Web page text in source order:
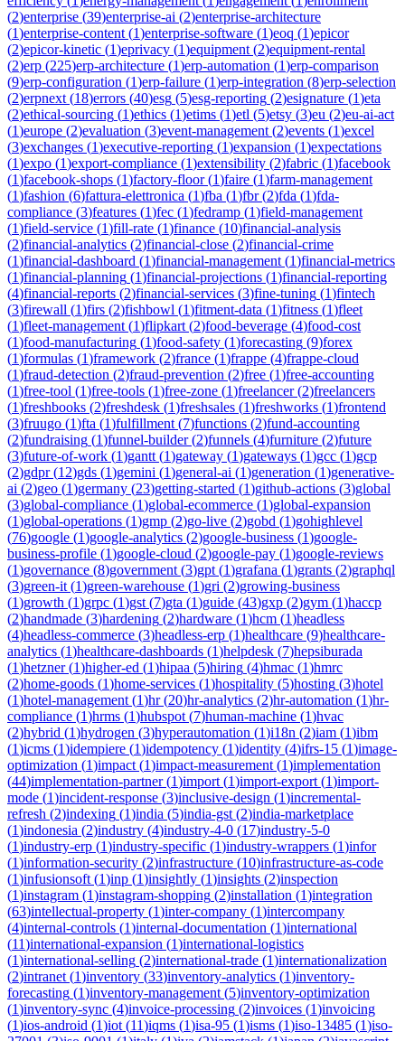
(2)enterprise (39)enterprise-ai (2)enterprise-architecture
(1)enterprise-content (1)enterprise-software (1)eoq (1)epicor
(2)epicor-kinetic (1)eprivacy (1)equipment (2)equipment-rental
(2)erp (225)erp-architecture (1)erp-automation (1)erp-comparison
(9)erp-configuration (1)erp-failure (1)erp-integration (8)erp-selection
(2)erpnext (18)errors (40)esg (5)esg-reporting (2)esignature (1)eta
(2)ethical-sourcing (1)ethics (1)etims (1)etl (5)etsy (3)eu (2)eu-ai-act
(1)europe (2)evaluation (3)event-management (2)events (1)excel
(3)exchanges (1)executive-reporting (1)expansion (1)expectations
(1)expo (1)export-compliance (1)extensibility (2)fabric (1)facebook
(1)facebook-shops (1)factory-floor(1)faire (1)farm-management
(1)fashion (6)fattura-elettronica (1)fba (1)fbr(2)fda (1)fda-
compliance (3)features (1)fec (1)fedramp (1)field-management
(1)field-service (1)fill-rate (1)finance (10)financial-analysis
(2)financial-analytics (2)financial-close (2)financial-crime
(1)financial-dashboard (1)financial-management (1)financial-metrics
(1)financial-planning (1)financial-projections (1)financial-reporting
(4)financial-reports (2)financial-services (3)fine-tuning (1)fintech
(3)firewall (1)firs (2)fishbowl (1)fitment-data (1)fitness (1)fleet
(1)fleet-management (1)flipkart (2)food-beverage (4)food-cost
(1)food-manufacturing (1)food-safety (1)forecasting (9)forex
(1)formulas (1)framework (2)france (1)frappe (4)frappe-cloud
(1)fraud-detection (2)fraud-prevention (2)free (1)free-accounting
(1)free-tool (1)free-tools (1)free-zone (1)freelancer(2)freelancers
(1)freshbooks (2)freshdesk (1)freshsales (1)freshworks (1)frontend
(3)fruugo (1)fta (1)fulfillment (7)functions (2)fund-accounting
(2)fundraising (1)funnel-builder(2)funnels (4)furniture (2)future
(3)future-of-work (1)gantt (1)gateway (1)gateways (1)gcc (1)gcp
(2)gdpr(12)gds (1)gemini (1)general-ai (1)generation (1)generative-
ai (2)geo (1)germany (23)getting-started (1)github-actions (3)global
(3)global-compliance (1)global-ecommerce (1)global-expansion
(1)global-operations (1)gmp (2)go-live (2)gobd (1)gohighlevel
(76)google (1)google-analytics (2)google-business (1)google-
business-profile (1)google-cloud (2)google-pay (1)google-reviews
(1)governance (8)government (3)gpt (1)grafana (1)grants (2)graphql
(3)green-it (1)green-warehouse (1)gri (2)growing-business
(1)growth (1)grpc (1)gst (7)gta (1)guide (43)gxp (2)gym (1)haccp
(2)handmade (3)hardening (2)hardware (1)hcm (1)headless
(4)headless-commerce (3)headless-erp (1)healthcare (9)healthcare-
analytics (1)healthcare-dashboards (1)helpdesk (7)hepsiburada
(1)hetzner(1)higher-ed (1)hipaa (5)hiring (4)hmac (1)hmrc
(2)home-goods (1)home-services (1)hospitality (5)hosting (3)hotel
(1)hotel-management (1)hr(20)hr-analytics (2)hr-automation (1)hr-
compliance (1)hrms (1)hubspot (7)human-machine (1)hvac
(2)hybrid (1)hydrogen (3)hyperautomation (1)i18n (2)iam (1)ibm
(1)icms (1)idempiere (1)idempotency (1)identity (4)ifrs-15 (1)image-
optimization (1)impact (1)impact-measurement (1)implementation
(44)implementation-partner(1)import (1)import-export (1)import-
mode (1)incident-response (3)inclusive-design (1)incremental-
refresh (2)indexing (1)india (5)india-gst (2)india-marketplace
(1)indonesia (2)industry (4)industry-4-0 (17)industry-5-0
(1)industry-erp (1)industry-specific (1)industry-wrappers (1)infor
(1)information-security (2)infrastructure (10)infrastructure-as-code
(1)infusionsoft (1)inp (1)insightly (1)insights (2)inspection
(1)instagram (1)instagram-shopping (2)installation (1)integration
(63)intellectual-property (1)inter-company (1)intercompany
(4)internal-controls (1)internal-documentation (1)international
(11)international-expansion (1)international-logistics
(1)international-selling (2)international-trade (1)internationalization
(2)intranet (1)inventory (33)inventory-analytics (1)inventory-
forecasting (1)inventory-management (5)inventory-optimization
(1)inventory-sync (4)invoice-processing (2)invoices (1)invoicing
(1)ios-android (1)iot (11)iqms (1)isa-95 (1)isms (1)iso-13485 (1)iso-